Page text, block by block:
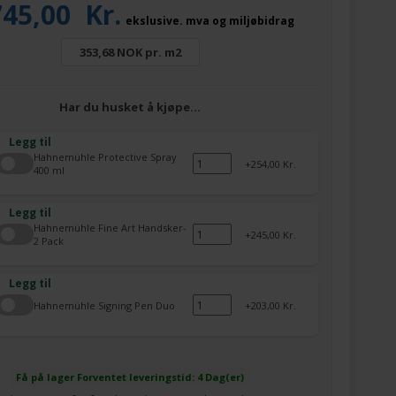
Kr. ekslusive. mva og miljøbidrag
353,68 NOK pr. m2
Har du husket å kjøpe…
Legg til
Hahnemühle Protective Spray
400 ml
254,00 Kr.
Legg til
Hahnemühle Fine Art Handsker-
2 Pack
245,00 Kr.
Legg til
Hahnemühle Signing Pen Duo 203,00 Kr.
Få på lager Forventet leveringstid: 4 Dag(er)